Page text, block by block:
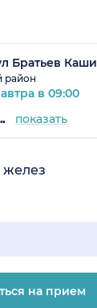
Братьев
район
в 09:00
89-12 показать
на прием